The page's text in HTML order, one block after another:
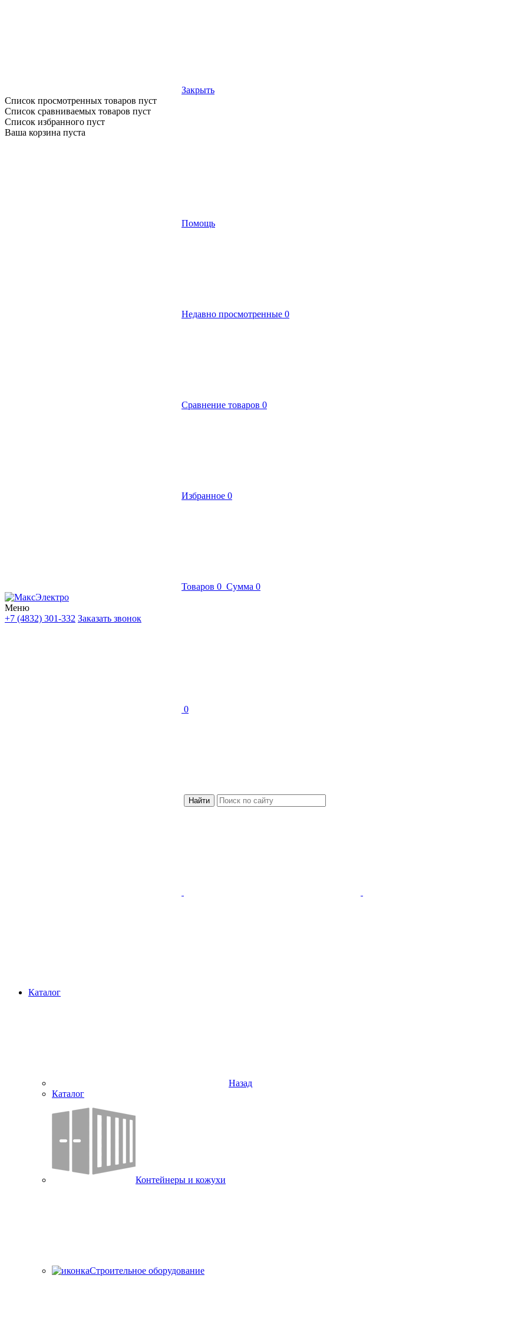
Закрыть
Список просмотренных товаров пуст
Список сравниваемых товаров пуст
Список избранного пуст
Ваша корзина пуста
Помощь
Недавно просмотренные 0
Сравнение товаров 0
Избранное 0
Товаров 0 Сумма 0
Меню
+7 (4832) 301-332 Заказать звонок
0
Найти
Каталог
Назад
Каталог
Контейнеры и кожухи
Строительное оборудование